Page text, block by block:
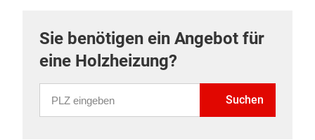
Sie benötigen ein Angebot für
eine Holzheizung?
Suchen